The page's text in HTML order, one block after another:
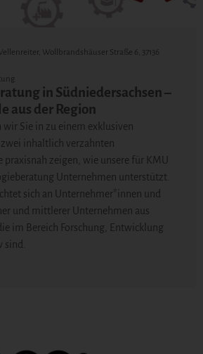
Wollbrandshäuser Straße 6, 37136
in Südniedersachsen –
aus der Region
wir Sie in zu einem exklusiven
inhaltlich verzahnten
zeigen, wie unsere für KMU
Unternehmen unterstützt.
sich an Unternehmer*innen und
und mittlerer Unternehmen aus
im Bereich Forschung, Entwicklung